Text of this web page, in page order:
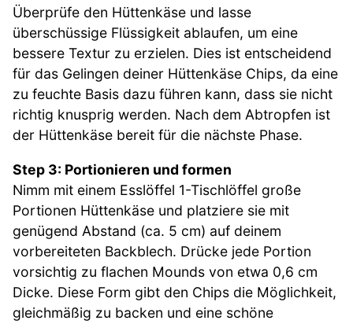
Überprüfe den Hüttenkäse und lasse
überschüssige Flüssigkeit ablaufen, um eine
bessere Textur zu erzielen. Dies ist entscheidend
für das Gelingen deiner Hüttenkäse Chips, da eine
zu feuchte Basis dazu führen kann, dass sie nicht
richtig knusprig werden. Nach dem Abtropfen ist
der Hüttenkäse bereit für die nächste Phase.
Step 3: Portionieren und formen
Nimm mit einem Esslöffel 1-Tischlöffel große
Portionen Hüttenkäse und platziere sie mit
genügend Abstand (ca. 5 cm) auf deinem
vorbereiteten Backblech. Drücke jede Portion
vorsichtig zu flachen Mounds von etwa 0,6 cm
Dicke. Diese Form gibt den Chips die Möglichkeit,
gleichmäßig zu backen und eine schöne